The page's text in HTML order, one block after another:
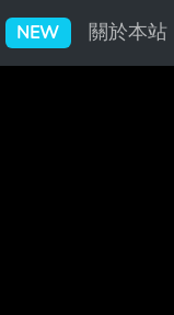
NEW 關於本站